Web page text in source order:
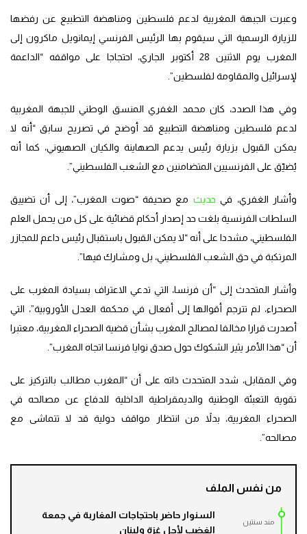
وعبرت الجبهة المغربية لدعم فلسطين ومناهضة التطبيع عن رفضها
للزيارة الرسمية التي سيقوم بها الرئيس الفرنسي إيمانويل ماكرون إلى
المغرب يوم الاثنين 28 أكتوبر الجاري، احتجاجا على مواقفه “الداعمة
لإسرائيل والمقاومة لفلسطين”.
وفي هذا الصدد، كان محمد الغفري المنسق الوطني للجبهة المغربية
لدعم فلسطين ومناهضة التطبيع قد أوضح في تصريح سابق “أنه لا
يمكن القبول بزيارة رئيس يدعم الصهاينة والكيان الصهيوني، كما أنه
يُضيّق على الفرنسيين المتضامنين مع الشعب الفلسطيني”.
وأشار الغفري، في حديث مع صحيفة “صوت المغرب”، إلى أن تضييق
السلطات الفرنسية بلغت حد إصدار أحكام قضائية على كل من يحمل العلم
الفلسطيني، مشددا على أنه “لا يمكن القبول باستقبال رئيس داعم للمجازر
المرتكبة في حق الشعب الفلسطيني، بل ومشارك فيها”.
وأشار المتحدث إلى “أن فرنسا، التي تدعي الاعتراف بسيادة المغرب على
الصحراء، لم تترجم أقوالها إلى أفعال في محكمة العدل الأوروبية”، التي
أصدرت قرارا مخالفا لمصالح المغرب بشأن قضية الصحراء المغربية، معتبرا
أن “هذا الأمر يثير الشكوك حول صدق نوايا فرنسا اتجاه المغرب”.
وفي المقابل، شدد المتحدث ذاته على أن “المغرب مطالب بالتركيز على
تقوية التعبئة الوطنية والديمقراطية الداخلية للدفاع عن مصالحه في
الصحراء المغربية، بدلاً من انتظار مواقف دولية قد لا تتماشى مع
مصالحه”.
من نفس الملف
مند سنتين
السنوار حاضر باحتجاجات المغاربة في جمعة
الغضب لأجل غزة ولبنان